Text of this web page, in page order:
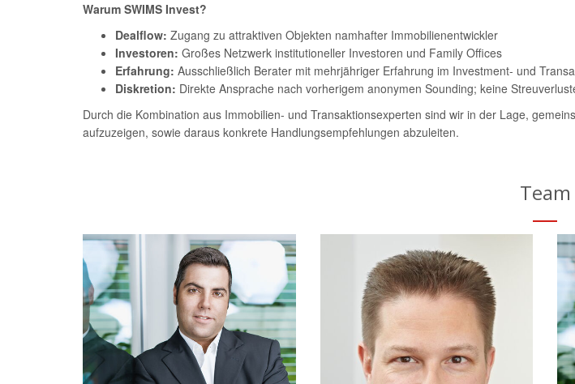
Warum SWIMS Invest?
Dealflow: Zugang zu attraktiven Objekten namhafter Immobilienentwickler
Investoren: Großes Netzwerk institutioneller Investoren und Family Offices
Erfahrung: Ausschließlich Berater mit mehrjähriger Erfahrung im Investment- und
Diskretion: Direkte Ansprache nach vorherigem anonymen Sounding; keine
Durch die Kombination aus Immobilien- und Transaktionsexperten sind wir in der Lage,
aufzuzeigen, sowie daraus konkrete Handlungsempfehlungen abzuleiten.
Team